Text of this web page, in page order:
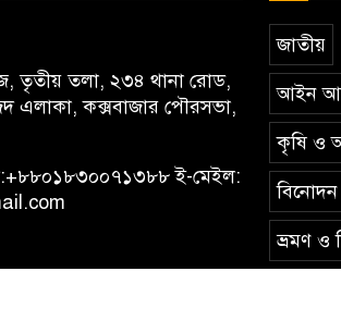
তৃতীয় তলা, ২৩৪ থানা রোড,
এলাকা, কক্সবাজার পৌরসভা,
+৮৮০১৮৩০০৭১৩৮৮ই-মেইল:
জাতীয়
আইন
কৃষি ও
বিনোদন
ভ্রমণ ও